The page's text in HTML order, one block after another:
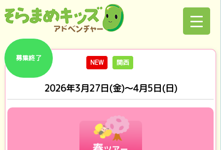
募集終了 NEW 関西
2026年3月27日(金)～4月5日(日)